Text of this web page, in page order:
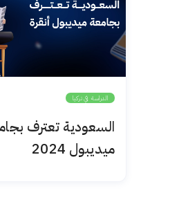
الدراسة في تركيا
ميديبول 2024